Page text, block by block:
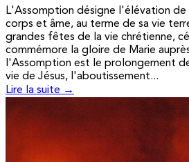
L'Assomption désigne l'élévation de
corps et âme, au terme de sa vie
grandes fêtes de la vie chrétienne,
commémore la gloire de Marie
l'Assomption est le prolongement
vie de Jésus, l'aboutissement...
Lire la suite →